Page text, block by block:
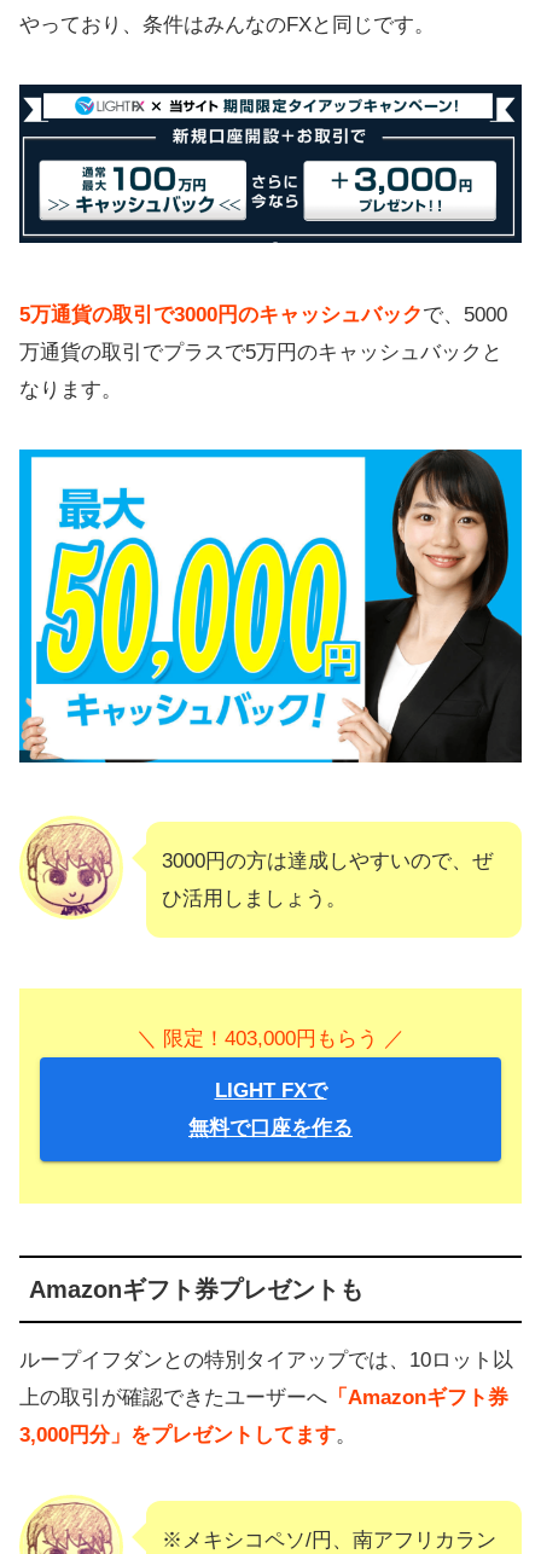
やっており、条件はみんなのFXと同じです。
5万通貨の取引で3000円のキャッシュバックで、5000
万通貨の取引でプラスで5万円のキャッシュバックと
なります。
3000円の方は達成しやすいので、ぜ
ひ活用しましょう。
＼ 限定！403,000円もらう ／
LIGHT FXで
無料で口座を作る
Amazonギフト券プレゼントも
ループイフダンとの特別タイアップでは、10ロット以
上の取引が確認できたユーザーへ 「Amazonギフト券
3,000円分」をプレゼントしてます。
※メキシコペソ/円、南アフリカラン